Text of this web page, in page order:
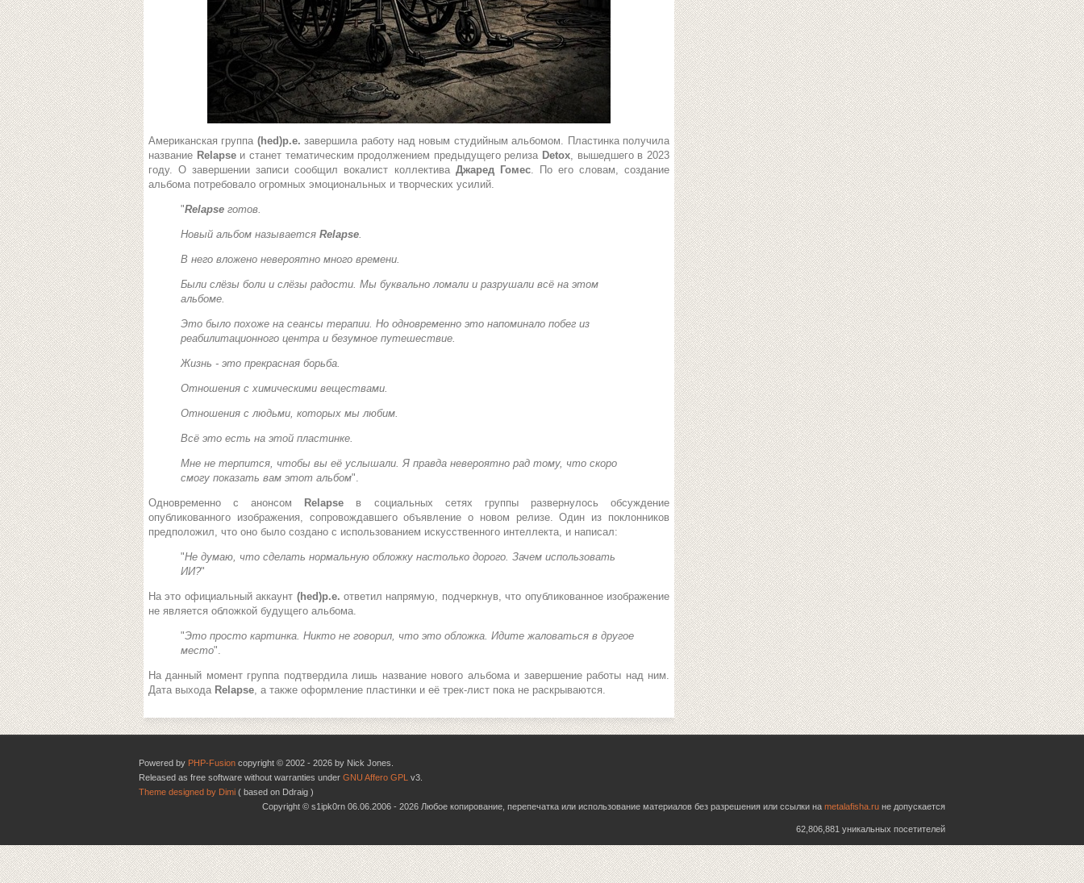
Американская группа (hed)p.e. завершила работу над новым студийным альбомом. Пластинка получила
название Relapseи станет тематическим продолжением предыдущего релиза Detox, вышедшего в 2023
году. О завершении записи сообщил вокалист коллектива Джаред Гомес. По его словам, создание
альбома потребовало огромных эмоциональных и творческих усилий.
"Relapse готов.
Новый альбом называется Relapse.
В него вложено невероятно много времени.
Были слёзы боли и слёзы радости. Мы буквально ломали и разрушали всё на этом
альбоме.
Это было похоже на сеансы терапии. Но одновременно это напоминало побег из
реабилитационного центра и безумное путешествие.
Жизнь - это прекрасная борьба.
Отношения с химическими веществами.
Отношения с людьми, которых мы любим.
Всё это есть на этой пластинке.
Мне не терпится, чтобы вы её услышали. Я правда невероятно рад тому, что скоро
смогу показать вам этот альбом".
Одновременно с анонсом Relapse в социальных сетях группы развернулось обсуждение
опубликованного изображения, сопровождавшего объявление о новом релизе. Один из поклонников
предположил, что оно было создано с использованием искусственного интеллекта, и написал:
"Не думаю, что сделать нормальную обложку настолько дорого. Зачем использовать
ИИ?"
На это официальный аккаунт (hed)p.e. ответил напрямую, подчеркнув, что опубликованное изображение
не является обложкой будущего альбома.
"Это просто картинка. Никто не говорил, что это обложка. Идите жаловаться в другое
место".
На данный момент группа подтвердила лишь название нового альбома и завершение работы над ним.
Дата выхода Relapse, а также оформление пластинки и её трек-лист пока не раскрываются.
Powered by PHP-Fusion copyright © 2002 - 2026 by Nick Jones.
Released as free software without warranties under GNU Affero GPL v3.
Theme designed by Dimi ( based on Ddraig )
Copyright © s1ipk0rn 06.06.2006 - 2026 Любое копирование, перепечатка или использование материалов без разрешения или ссылки на metalafisha.ru не допускается
62,806,881 уникальных посетителей